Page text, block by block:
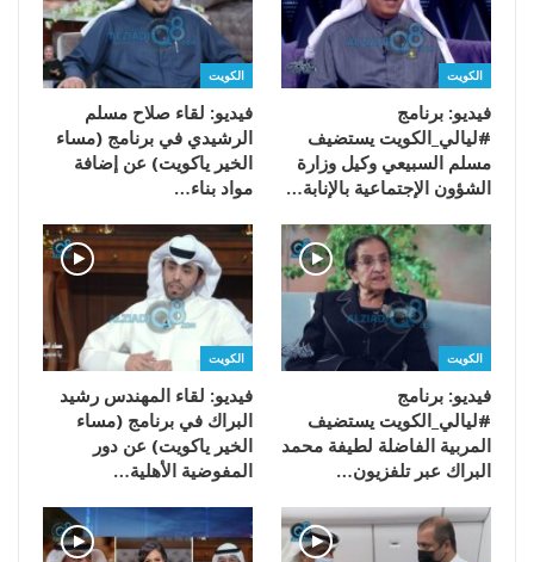
الكويت
فيديو: برنامج
#ليالي_الكويت يستضيف
مسلم السبيعي وكيل وزارة
الشؤون الإجتماعية بالإنابة…
الكويت
فيديو: لقاء صلاح مسلم
الرشيدي في برنامج (مساء
الخير ياكويت) عن إضافة
مواد بناء…
الكويت
فيديو: برنامج
#ليالي_الكويت يستضيف
المربية الفاضلة لطيفة محمد
البراك عبر تلفزيون…
الكويت
فيديو: لقاء المهندس رشيد
البراك في برنامج (مساء
الخير ياكويت) عن دور
المفوضية الأهلية…